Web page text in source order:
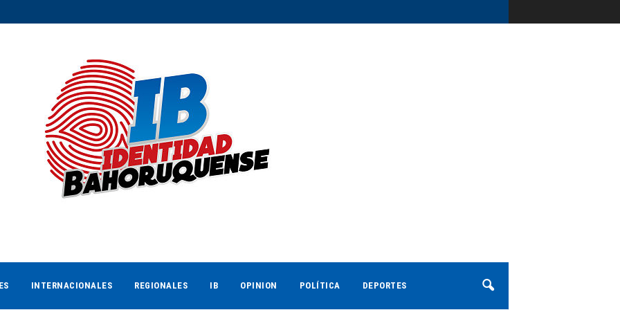
INTERNACIONALES REGIONALES IB OPINION POLÍTICA DEPORTES